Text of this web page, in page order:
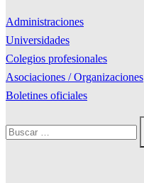
Administraciones
Universidades
Colegios profesionales
Asociaciones / Organizaciones
Boletines oficiales
Buscar: